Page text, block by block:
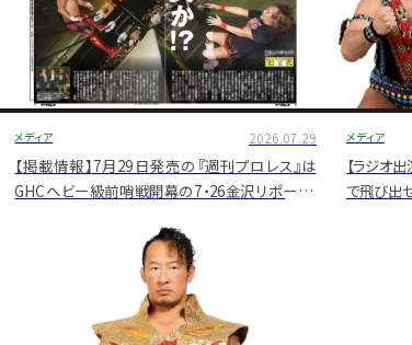
メディア 2026.07.29
【掲載情報】7月29日発売の『週刊プロレス』は
GHCヘビー級前哨戦開幕の7・26金沢リポート！
メディア
【ラジオ
で飛び出